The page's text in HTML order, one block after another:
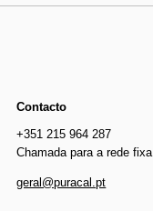
Contacto
+351 215 964 287
Chamada para a rede
geral@puracal.pt